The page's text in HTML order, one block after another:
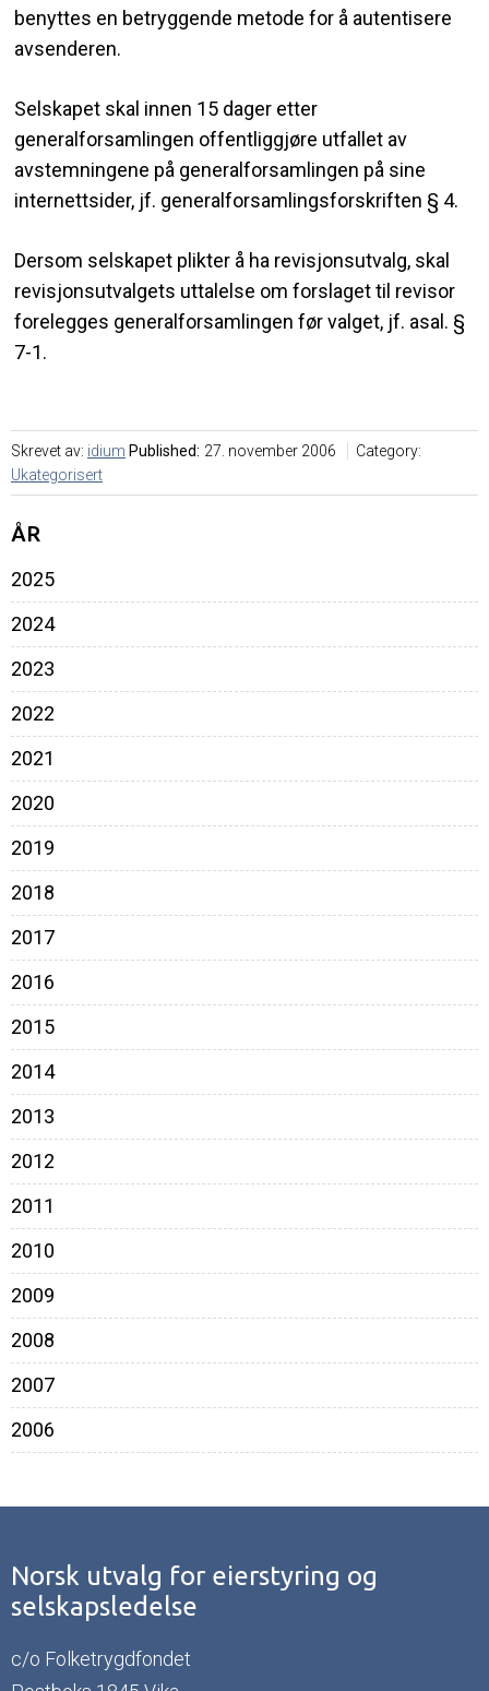
benyttes en betryggende metode for å autentisere
avsenderen.
Selskapet skal innen 15 dager etter
generalforsamlingen offentliggjøre utfallet av
avstemningene på generalforsamlingen på sine
internettsider, jf. generalforsamlingsforskriften § 4.
Dersom selskapet plikter å ha revisjonsutvalg, skal
revisjonsutvalgets uttalelse om forslaget til revisor
forelegges generalforsamlingen før valget, jf. asal. §
7-1.
Skrevet av: idium Published: 27. november 2006
Category:
Ukategorisert
ÅR
2025
2024
2023
2022
2021
2020
2019
2018
2017
2016
2015
2014
2013
2012
2011
2010
2009
2008
2007
2006
Norsk utvalg for eierstyring og
selskapsledelse
c/o Folketrygdfondet